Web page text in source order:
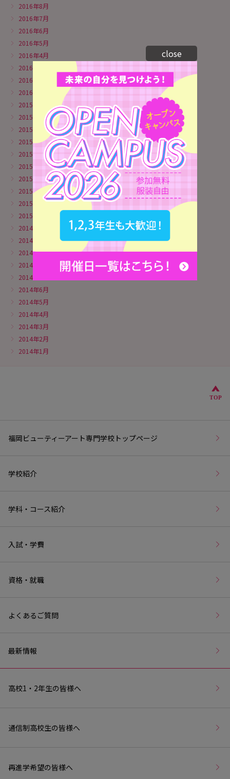
2016年8月
2016年7月
2016年6月
2016年5月
2016年4月
2016年3月
2016年2月
2016年1月
2015年12月
2015年11月
2015年10月
2015年9月
2015年8月
2015年6月
2015年5月
2015年4月
2015年3月
2015年1月
2014年11月
2014年10月
2014年9月
2014年8月
2014年7月
2014年6月
2014年5月
2014年4月
2014年3月
2014年2月
2014年1月
こ
TOP
福岡ビューティーアート専門学校トップページ
学校紹介
学科・コース紹介
入試・学費
資格・就職
よくあるご質問
最新情報
高校1・2年生の皆様へ
通信制高校生の皆様へ
再進学希望の皆様へ
close